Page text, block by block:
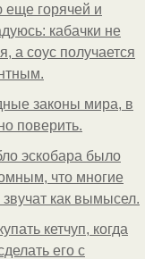
горячей и
кабачки не
а соус получается
законы мира, в
поверить.
эскобара было
что многие
как вымысел.
кетчуп, когда
его с